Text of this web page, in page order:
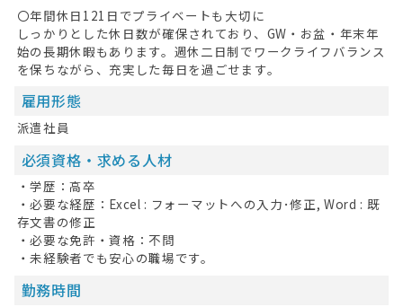
キープした求人 0
最近見た求人
お問い合わせ
〇年間休日121日でプライベートも大切に
しっかりとした休日数が確保されており、GW・お盆・年末年
始の長期休暇もあります。週休二日制でワークライフバランス
を保ちながら、充実した毎日を過ごせます。
雇用形態
派遣社員
必須資格・求める人材
・学歴：高卒
・必要な経歴：Excel : フォーマットへの入力･修正, Word : 既
存文書の修正
・必要な免許・資格：不問
・未経験者でも安心の職場です。
勤務時間